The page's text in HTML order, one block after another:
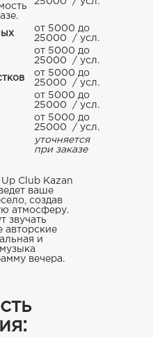
от 5000 до
25000
/ усл.
от 5000 до
25000
/ усл.
от 5000 до
25000
/ усл.
от 5000 до
25000
/ усл.
от 5000 до
25000
/ усл.
уточняется
при заказе
Club Kazan
ваше
создав
атмосферу.
звучать
авторские
и
вечера.